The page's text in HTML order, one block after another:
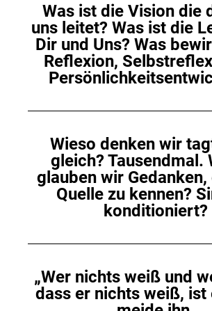
Was ist die Vision die
uns leitet? Was ist die
Dir und Uns? Was
Reflexion,
Wieso denken wir
gleich? Tausendmal.
glauben wir Gedanken,
Quelle zu kennen?
konditioniert?
„Wer nichts weiß und
dass er nichts weiß, ist